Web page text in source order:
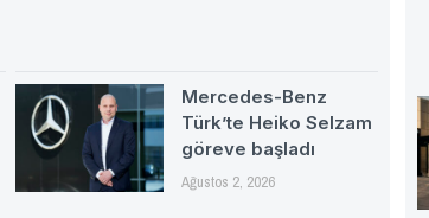
Mercedes-Benz
Türk’te Heiko Selzam
göreve başladı
Ağustos 2, 2026